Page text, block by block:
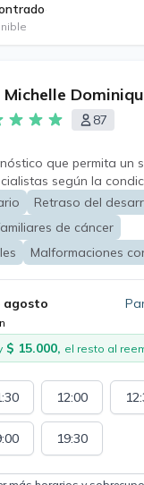
Michelle
87
que permita un
según la
que realiza
a
estudio familiar en
Retraso del
de cáncer
Malformaciones
agosto
$ 15.000, el resto al
12:00
19:30